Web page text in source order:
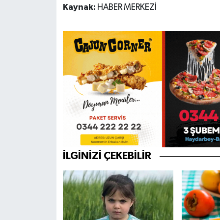
Kaynak: HABER MERKEZİ